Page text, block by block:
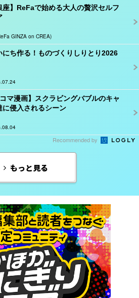
座】ReFaで始める大人の贅沢セルフ
GINZA on CREA)
にち作る！ものづくりしりとり2026
コマ漫画】スクラビングバブルのキャ
に侵入されるシーン
Recommended by
もっと見る